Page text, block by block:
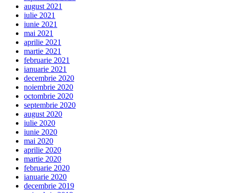
august 2021
iulie 2021
iunie 2021
mai 2021
aprilie 2021
martie 2021
februarie 2021
ianuarie 2021
decembrie 2020
noiembrie 2020
octombrie 2020
septembrie 2020
august 2020
iulie 2020
iunie 2020
mai 2020
aprilie 2020
martie 2020
februarie 2020
ianuarie 2020
decembrie 2019